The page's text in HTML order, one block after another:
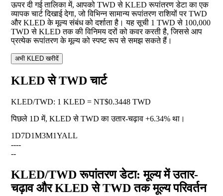
ऊपर दी गई तालिका में, आपको TWD से KLED रूपांतरण डेटा का एक
व्यापक चार्ट दिखाई देगा, जो विभिन्न सामान्य रूपांतरण राशियों पर TWD
और KLED के मूल्य संबंध को दर्शाता है। यह सूची 1 TWD से 100,000
TWD से KLED तक की विनिमय दरों को कवर करती है, जिससे आप
प्रत्येक रूपांतरण के मूल्य को स्पष्ट रूप से समझ सकते हैं।
अभी KLED खरीदें
KLED से TWD चार्ट
KLED/TWD: 1 KLED = NT$0.3448 TWD
पिछले 1D में, KLED से TWD का उतार-चढ़ाव +6.34% था।
1D7D1M3M1YALL
----
--
KLED/TWD रूपांतरण डेटा: मूल्य में उतार-
चढ़ाव और KLED से TWD तक मूल्य परिवर्तन